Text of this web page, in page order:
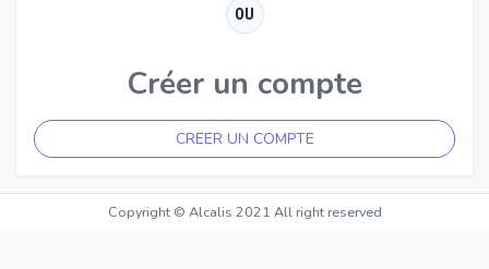
OU
Créer un compte
CREER UN COMPTE
Copyright © Alcalis 2021 All right reserved